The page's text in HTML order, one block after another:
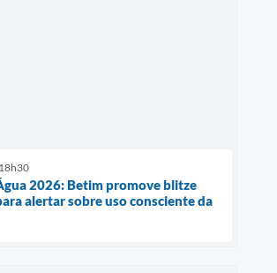
2026: Betim promove blitze
alertar sobre uso consciente da